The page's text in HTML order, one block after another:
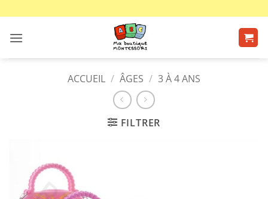
contenu
ACCUEIL / ÂGES / 3 À 4 ANS
FILTRER